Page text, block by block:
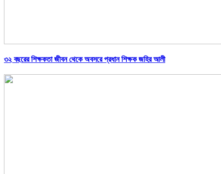
৩২ বছরের শিক্ষকতা জীবন থেকে অবসরে প্রধান শিক্ষক জহির আলী